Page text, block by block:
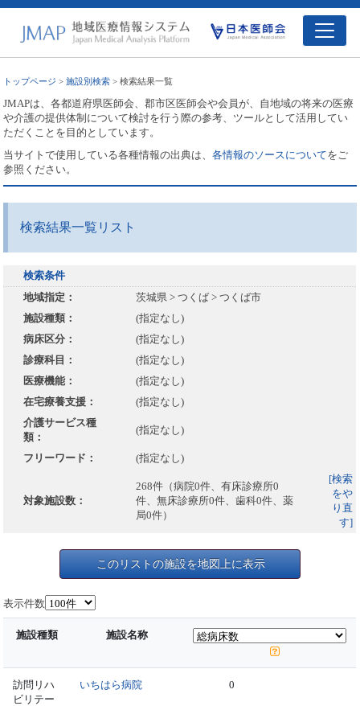
トップページ >施設別検索 > 検索結果一覧
JMAPは、各都道府県医師会、郡市区医師会や会員が、自地域の将来の医療
や介護の提供体制について検討を行う際の参考、ツールとして活用してい
ただくことを目的としています。
当サイトで使用している各種情報の出典は、各情報のソースについてをご
参照ください。
検索結果一覧リスト
検索条件
地域指定：
茨城県 > つくば > つくば市
施設種類：
(指定なし)
病床区分：
(指定なし)
診療科目：
(指定なし)
医療機能：
(指定なし)
在宅療養支援：
(指定なし)
介護サービス種
類：
(指定なし)
フリーワード： (指定なし)
対象施設数：
268件（病院0件、有床診療所0
件、無床診療所0件、歯科0件、薬
局0件）
[検索
をや
り直
す]
このリストの施設を地図上に表示
表示件数
施設種類 施設名称
訪問リハ
ビリテー
いちはら病院 0